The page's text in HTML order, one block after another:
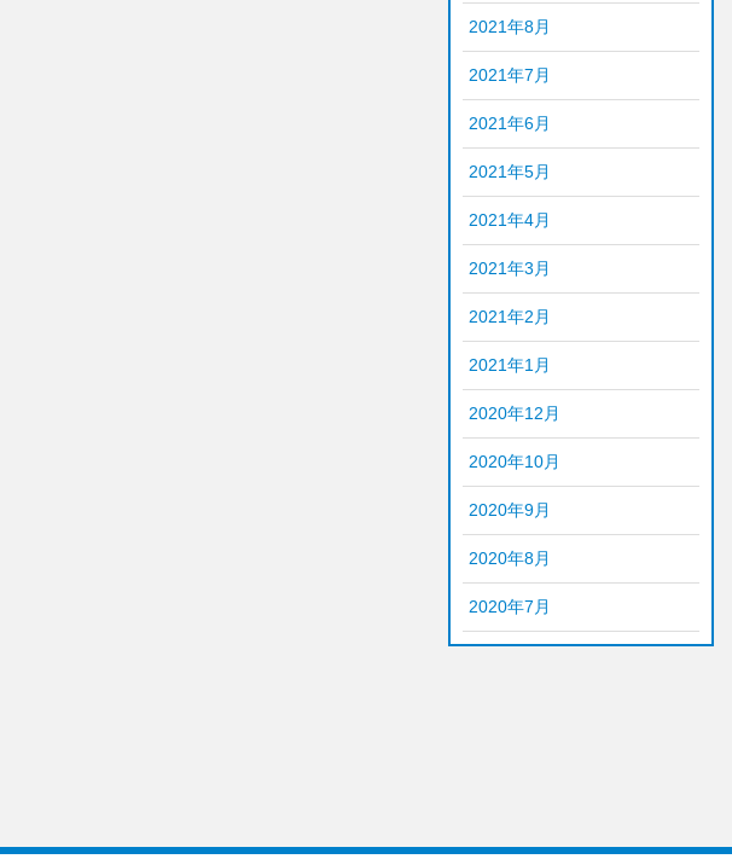
2021年8月
2021年7月
2021年6月
2021年5月
2021年4月
2021年3月
2021年2月
2021年1月
2020年12月
2020年10月
2020年9月
2020年8月
2020年7月